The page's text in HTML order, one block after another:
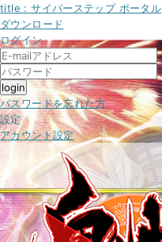
title : サイバーステップ ポータル
ダウンロード
ログイン
パスワードを忘れた方
設定
アカウント設定